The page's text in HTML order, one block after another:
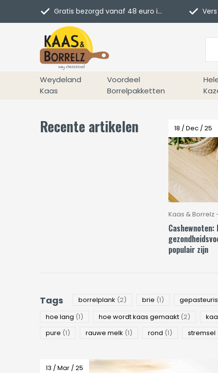
Weydeland
Kaas
Voordeel
Borrelpakketten
Gratis bezorgd vanaf 48 euro in NL
Recente artikelen 18 / Dec / 25
Kaas & Borrelz
populair zijn
Tags borrelplank (2) brie (1)
hoe lang (1) hoe wordt kaas gemaakt (2)
pure (1) rauwe melk (1) rond (1) stremsel
13 / Mar / 25